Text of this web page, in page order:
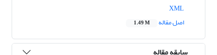
اصل مقاله
1.49 M
سابقه مقاله